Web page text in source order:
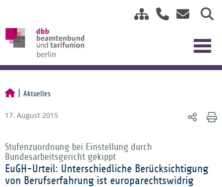
Aktuelles
17. August 2015
Stufenzuordnung bei Einstellung durch
Bundesarbeitsgericht gekippt
EuGH-Urteil: Unterschiedliche Berücksichtigung
von Berufserfahrung ist europarechtswidrig